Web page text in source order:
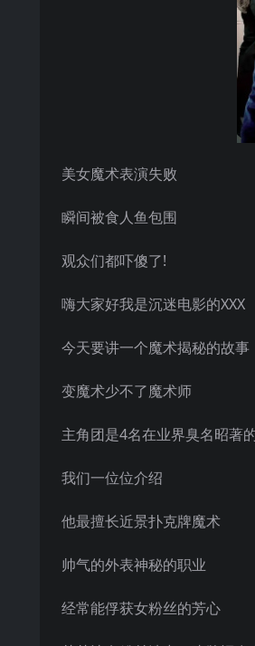
美女魔术表演失败
瞬间被食人鱼包围
观众们都吓傻了!
嗨大家好我是沉迷电影的XXX
今天要讲一个魔术揭秘的故事
变魔术少不了魔术师
主角团是4名在业界臭名昭著
我们一位位介绍
他最擅长近景扑克牌魔术
帅气的外表神秘的职业
经常能俘获女粉丝的芳心